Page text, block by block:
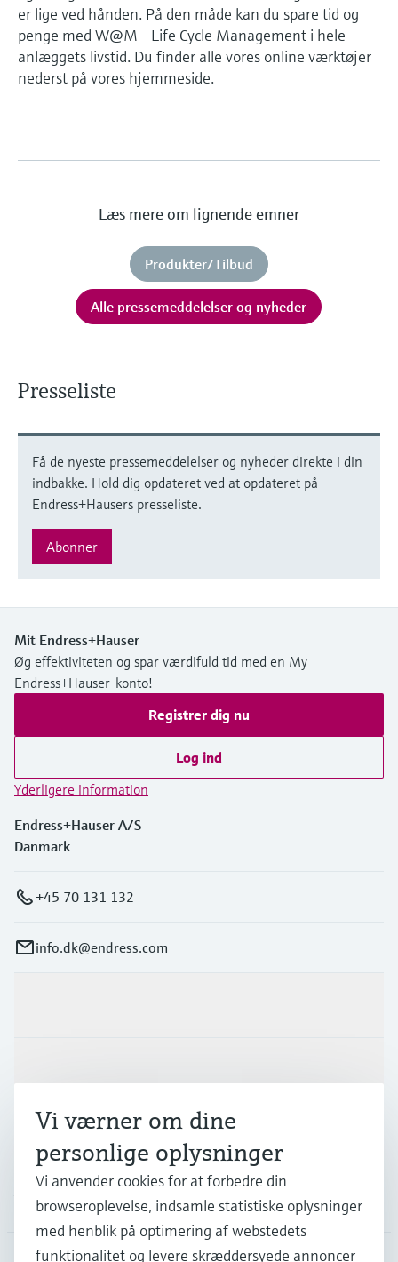
er lige ved hånden. På den måde kan du spare tid og
penge med W@M - Life Cycle Management i hele
anlæggets livstid. Du finder alle vores online værktøjer
nederst på vores hjemmeside.
Læs mere om lignende emner
Produkter/Tilbud
Alle pressemeddelelser og nyheder
Presseliste
Få de nyeste pressemeddelelser og nyheder direkte i din
indbakke. Hold dig opdateret ved at opdateret på
Endress+Hausers presseliste.
Abonner
Mit Endress+Hauser
Øg effektiviteten og spar værdifuld tid med en My
Endress+Hauser-konto!
Registrer dig nu
Log ind
Yderligere information
Endress+Hauser A/S
Danmark
+45 70 131 132
info.dk@endress.com
Support
Virksomhed
Vi værner om dine
personlige oplysninger
Vi anvender cookies for at forbedre din
browseroplevelse, indsamle statistiske oplysninger
med henblik på optimering af webstedets
funktionalitet og levere skræddersyede annoncer